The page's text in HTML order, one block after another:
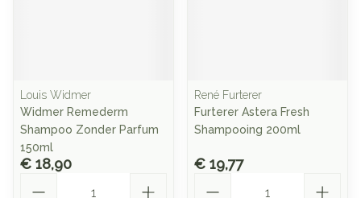
Louis Widmer
Widmer Remederm
Shampoo Zonder Parfum
150ml
€ 18,90
René Furterer
Furterer Astera Fresh
Shampooing 200ml
€ 19,77